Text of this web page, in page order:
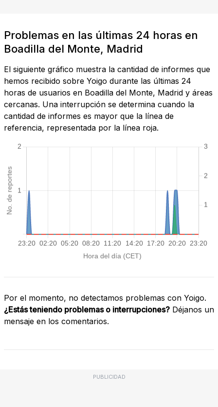
Problemas en las últimas 24 horas en
Boadilla del Monte, Madrid
El siguiente gráfico muestra la cantidad de informes que
hemos recibido sobre Yoigo durante las últimas 24
horas de usuarios en Boadilla del Monte, Madrid y áreas
cercanas. Una interrupción se determina cuando la
cantidad de informes es mayor que la línea de
referencia, representada por la línea roja.
Por el momento, no detectamos problemas con Yoigo.
¿Estás teniendo problemas o interrupciones? Déjanos un
mensaje en los comentarios.
PUBLICIDAD